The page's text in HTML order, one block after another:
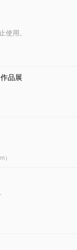
用。
品展
-